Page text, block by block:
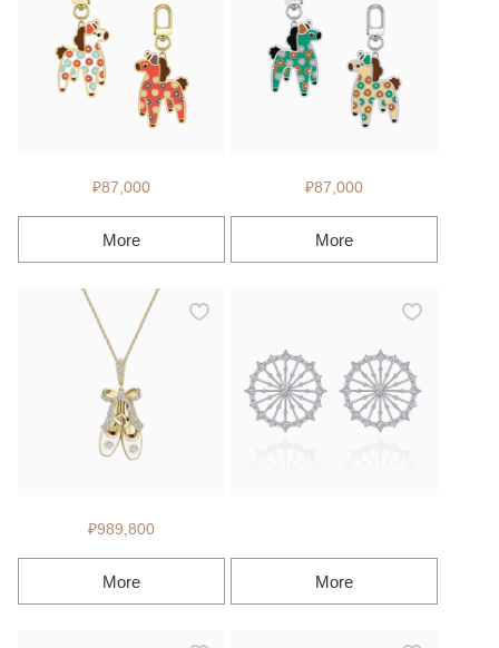
₽87,000
More
₽87,000
More
₽989,800
More More